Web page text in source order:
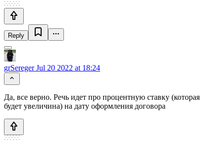
Reply
grSeregerJul 20 2022 at 18:24
Да, все верно. Речь идет про процентную ставку (которая
будет увеличина) на дату оформления договора